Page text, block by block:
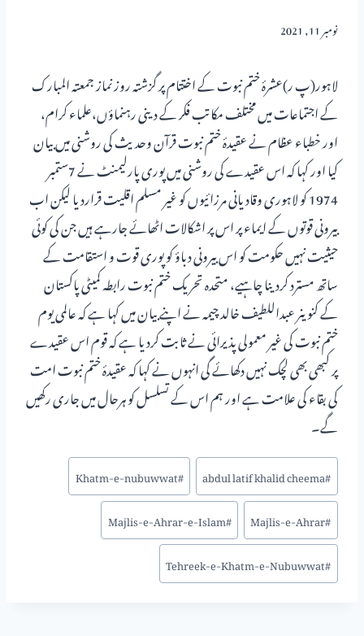
نومبر 11, 2021
لاہور(پ ر)عشرۂ ختم نبوت کے اختتام پر گزشتہ روز نماز جمعتہ المبارک
کے اجتماعات میں مختلف مکاتب فکر کے دینی رہنماؤں،علماء کرام،
اور خطباء عظام نے عقیدۂ ختم نبوت قرآن وحدیث کی روشنی میں بیان
کیا اور کہا کہ اس عقیدے کی روشنی میں پوری پارلیمنٹ نے 7ستمبر
1974 کو لاہوری وقادیانی مرزائیوں کو غیر مسلم اقلیت قراردیا لیکن اب
بیرونی قوتوں کے ایماء پر اس پر اشکالات اٹھائے جارہے ہیں جن کی کوئی
حیثیت نہیں حکومت کو اس بیرونی دباؤ کو پوری قوت و استقامت کے
ساتھ مسترد کردینا چاہیے، متحدہ تحریک ختم نبوت رابطہ کمیٹی پاکستان
کے کنوینر عبداللطیف خالد چیمہ نے اپنے بیان میں کہا ہے کہ عالمی یوم
ختم نبوت کی غیر معمولی پذیرائی نے ثابت کردیا ہے کہ قوم اس عقیدے
پر کبھی بھی لچک نہیں دکھائے گی انہوں نے کہا کہ عقیدۂ ختم نبوت امت
کی بقاء کی علامت ہے اور ہم اس کے تسلسل کو ہرحال میں جاری رکھیں
گے۔
#
abdul latif khalid cheema
#
Khatm-e-nubuwwat
#
Majlis-e-Ahrar
#
Majlis-e-Ahrar-e-Islam
#
Tehreek-e-Khatm-e-Nubuwwat